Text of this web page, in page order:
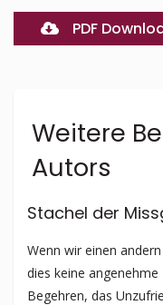
PDF
Weitere
Autors
Stachel der
Wenn wir einen
dies keine angenehme
Begehren, das